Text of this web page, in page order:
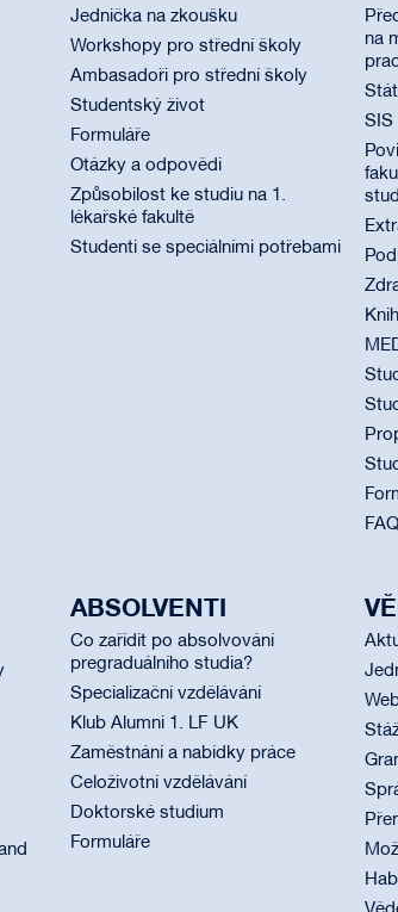
Jednička na zkoušku
Workshopy pro střední školy
Ambasadoři pro střední školy
Studentský život
Formuláře
Otázky a odpovědi
Způsobilost ke studiu na 1.
lékařské fakultě
Studenti se speciálními potřebami
na
SIS
FAQ
ABSOLVENTI
Co zařídit po absolvování
pregraduálního studia?
Specializační vzdělávání
Klub Alumni 1. LF UK
Zaměstnání a nabídky práce
Celoživotní vzdělávání
Doktorské studium
Formuláře